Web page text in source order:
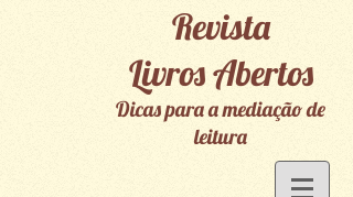
Revista
Livros Abertos
Dicas para a mediação de
leitura